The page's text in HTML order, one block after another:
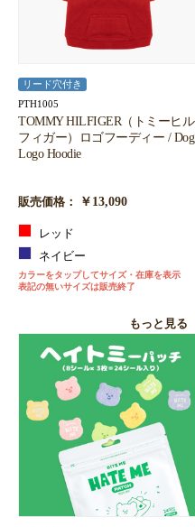
リード穴付き
PTH1005
TOMMY HILFIGER（トミーヒル
フィガー）ロゴフーディー / Dog
Logo Hoodie
販売価格： ￥13,090
レッド
ネイビー
カラーをタップしてサイズ・在庫を表示
表記の無いサイズは販売終了
もっと見る